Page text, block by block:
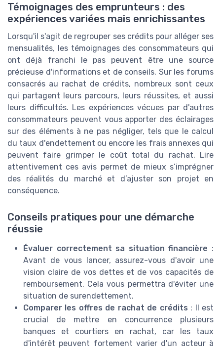
Témoignages des emprunteurs : des
expériences variées mais enrichissantes
Lorsqu'il s'agit de regrouper ses crédits pour alléger ses
mensualités, les témoignages des consommateurs qui
ont déjà franchi le pas peuvent être une source
précieuse d'informations et de conseils. Sur les forums
consacrés au rachat de crédits, nombreux sont ceux
qui partagent leurs parcours, leurs réussites, et aussi
leurs difficultés. Les expériences vécues par d'autres
consommateurs peuvent vous apporter des éclairages
sur des éléments à ne pas négliger, tels que le calcul
du taux d'endettement ou encore les frais annexes qui
peuvent faire grimper le coût total du rachat. Lire
attentivement ces avis permet de mieux s’imprégner
des réalités du marché et d’ajuster son projet en
conséquence.
Conseils pratiques pour une démarche
réussie
Évaluer correctement sa situation financière :
Avant de vous lancer, assurez-vous d'avoir une
vision claire de vos dettes et de vos capacités de
remboursement. Cela vous permettra d'éviter une
situation de surendettement.
Comparer les offres de rachat de crédits : Il est
crucial de mettre en concurrence plusieurs
banques et courtiers en rachat, car les taux
d'intérêt peuvent fortement varier d'un acteur à